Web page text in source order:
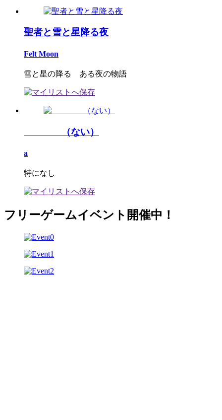
聖者と雪と星降る夜
Felt Moon
雪と星の降る ある夜の物語
（ない）
a
特になし
フリーゲームイベント開催中！